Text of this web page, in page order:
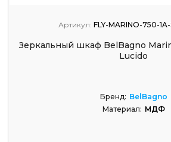
Артикул: FLY-MARINO-750-
Зеркальный шкаф BelBagno
Lucido
Бренд: BelBagno
Материал: МДФ